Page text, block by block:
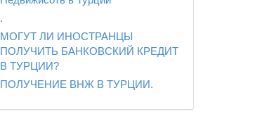
.
МОГУТ ЛИ ИНОСТРАНЦЫ
ПОЛУЧИТЬ БАНКОВСКИЙ КРЕДИТ
В ТУРЦИИ?
ПОЛУЧЕНИЕ ВНЖ В ТУРЦИИ.